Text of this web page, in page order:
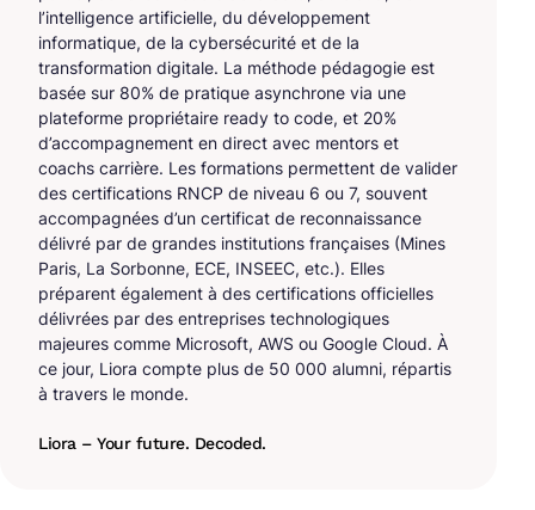
l’intelligence artificielle, du développement
informatique, de la cybersécurité et de la
transformation digitale. La méthode pédagogie est
basée sur 80% de pratique asynchrone via une
plateforme propriétaire ready to code, et 20%
d’accompagnement en direct avec mentors et
coachs carrière. Les formations permettent de valider
des certifications RNCP de niveau 6 ou 7, souvent
accompagnées d’un certificat de reconnaissance
délivré par de grandes institutions françaises (Mines
Paris, La Sorbonne, ECE, INSEEC, etc.). Elles
préparent également à des certifications officielles
délivrées par des entreprises technologiques
majeures comme Microsoft, AWS ou Google Cloud. À
ce jour, Liora compte plus de 50 000 alumni, répartis
à travers le monde.
Liora – Your future. Decoded.